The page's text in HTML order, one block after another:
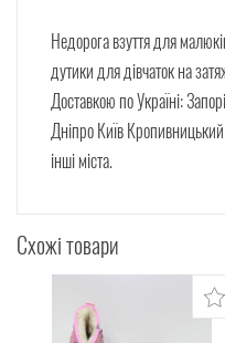
Недорога взуття для
дутики для дівчаток на
Доставкою по Україні:
Дніпро Київ
інші міста.
Схожі товари